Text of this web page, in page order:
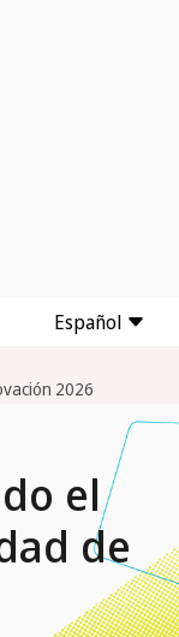
Español
2026
el
de